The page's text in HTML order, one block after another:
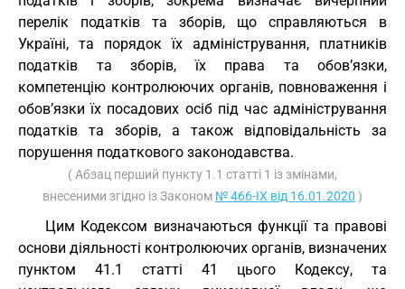
перелік податків та зборів, що справляються в
Україні, та порядок їх адміністрування, платників
податків та зборів, їх права та обов’язки,
компетенцію контролюючих органів, повноваження і
обов’язки їх посадових осіб під час адміністрування
податків та зборів, а також відповідальність за
порушення податкового законодавства.
( Абзац перший пункту 1.1 статті 1 із змінами,
внесеними згідно із Законом № 466-IX від 16.01.2020 )
Цим Кодексом визначаються функції та правові
основи діяльності контролюючих органів, визначених
пунктом 41.1 статті 41 цього Кодексу, та